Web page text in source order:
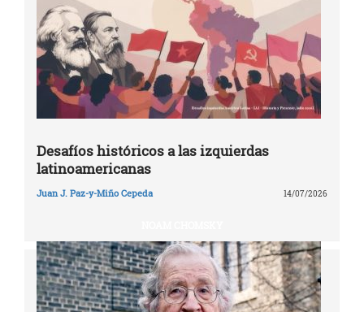
Desafíos históricos a las izquierdas
latinoamericanas
Juan J. Paz-y-Miño Cepeda 14/07/2026